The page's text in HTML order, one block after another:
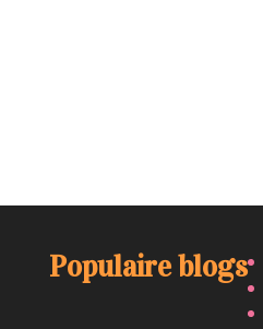
Populaire blogs